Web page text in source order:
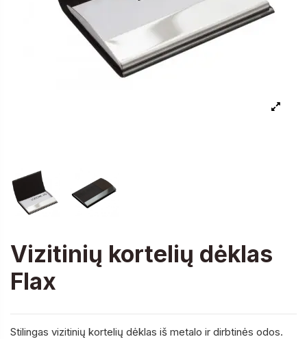
Vizitinių kortelių dėklas
Flax
Stilingas vizitinių kortelių dėklas iš metalo ir dirbtinės odos.